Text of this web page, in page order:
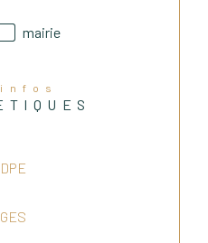
jours sur 7 pour
division.
2R
mairie
infos